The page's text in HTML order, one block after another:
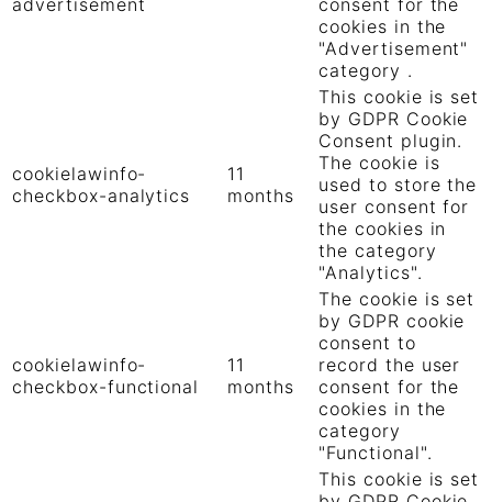
cookies in the
"Advertisement"
category .
cookielawinfo-
checkbox-analytics
11
months
This cookie is set
by GDPR Cookie
Consent plugin.
The cookie is
used to store the
user consent for
the cookies in
the category
"Analytics".
cookielawinfo-
checkbox-functional
11
months
The cookie is set
by GDPR cookie
consent to
record the user
consent for the
cookies in the
category
"Functional".
This cookie is set